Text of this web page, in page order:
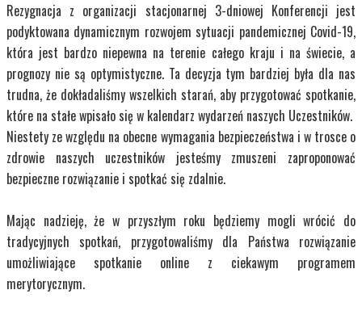
Rezygnacja z organizacji stacjonarnej 3-dniowej Konferencji jest
podyktowana dynamicznym rozwojem sytuacji pandemicznej Covid-19,
która jest bardzo niepewna na terenie całego kraju i na świecie, a
prognozy nie są optymistyczne. Ta decyzja tym bardziej była dla nas
trudna, że dokładaliśmy wszelkich starań, aby przygotować spotkanie,
które na stałe wpisało się w kalendarz wydarzeń naszych Uczestników.
Niestety ze względu na obecne wymagania bezpieczeństwa i w trosce o
zdrowie naszych uczestników jesteśmy zmuszeni zaproponować
bezpieczne rozwiązanie i spotkać się zdalnie.
Mając nadzieję, że w przyszłym roku będziemy mogli wrócić do
tradycyjnych spotkań, przygotowaliśmy dla Państwa rozwiązanie
umożliwiające spotkanie online z ciekawym programem
merytorycznym.